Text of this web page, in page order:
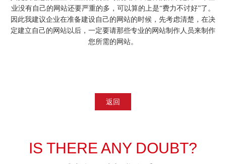
业没有自己的网站还要严重的多，可以算的上是“费力不讨好”了。
因此我建议企业在准备建设自己的网站的时候，先考虑清楚，在决
定建立自己的网站以后，一定要请那些专业的 网站制作人员来制作
您所需的网站。
返回
IS THERE ANY DOUBT?